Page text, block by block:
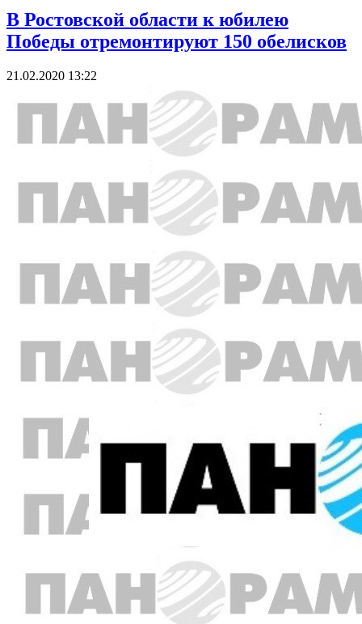
В Ростовской области к юбилею
Победы отремонтируют 150 обелисков
21.02.2020 13:22